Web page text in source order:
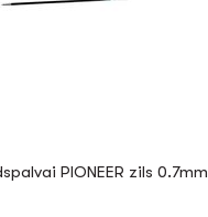
PIONEER zils 0.7mm